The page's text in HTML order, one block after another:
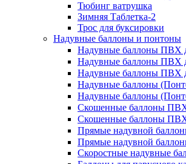
Тюбинг ватрушка
Зимняя Таблетка-2
Трос для буксировки
Надувные баллоны и понтоны
Надувные баллоны ПВХ
Надувные баллоны ПВХ
Надувные баллоны ПВХ
Надувные баллоны
Надувные баллоны
Скошенные баллоны
Скошенные баллоны
Прямые надувной
Прямые надувной
Скоростные надувные